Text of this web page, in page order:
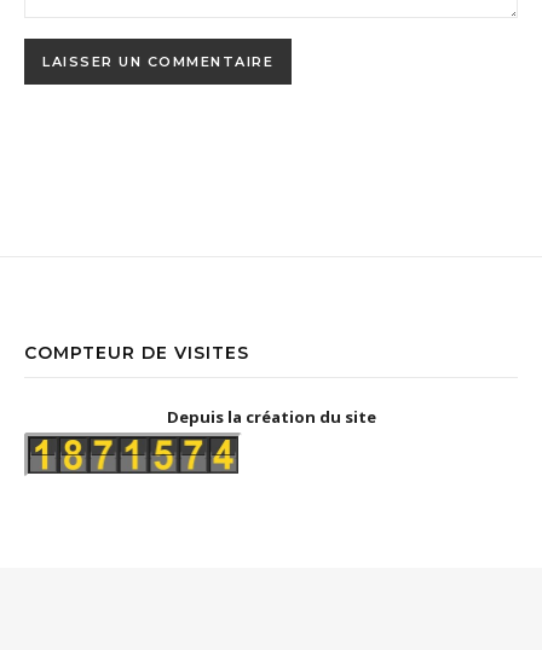
COMPTEUR DE VISITES
Depuis la création du site